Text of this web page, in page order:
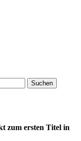
Suchen
zum ersten Titel in